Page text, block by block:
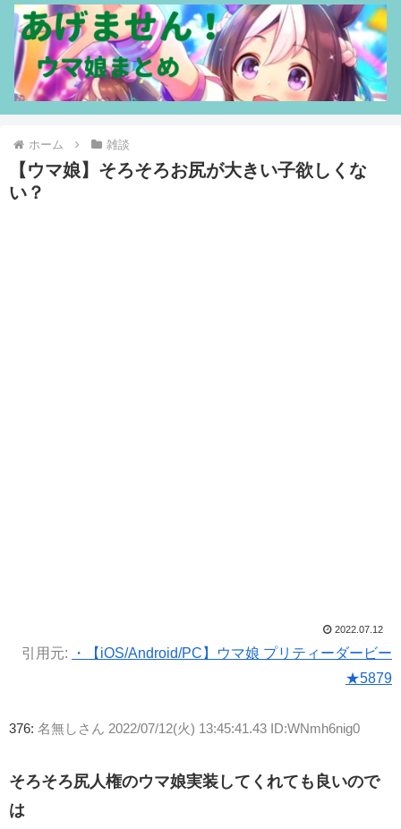
ホーム 雑談
【ウマ娘】そろそろお尻が大きい子欲しくな
い？
2022.07.12
引用元:
・【iOS/Android/PC】ウマ娘 プリティーダービー
★5879
376: 名無しさん 2022/07/12(火) 13:45:41.43 ID:WNmh6nig0
そろそろ尻人権のウマ娘実装してくれても良いので
は